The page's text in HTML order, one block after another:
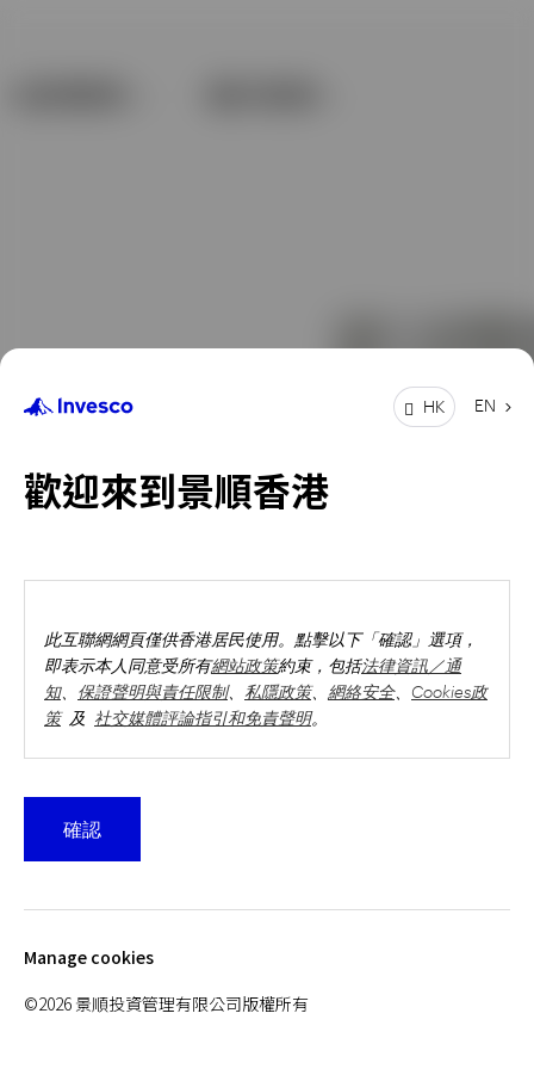
HK EN
歡迎來到景順香港
此互聯網網頁僅供香港居民使用。點擊以下「確認」選項，
即表示本人同意受所有網站政策約束，包括法律資訊／通
知、 保證聲明與責任限制、 私隱政策、 網絡安全、 Cookies政
策及 社交媒體評論指引和免責聲明。
貨幣市場證券及／或其他金融工具，並各有其投資策略、
特點、及不同的風險。有關基金未必適合所有投資者。
利率風險，(b)信用風險（包括違約風險、評級下調風險及
及／或高息債券的風險。
確認
Manage cookies
©2026 景順投資管理有限公司版權所有